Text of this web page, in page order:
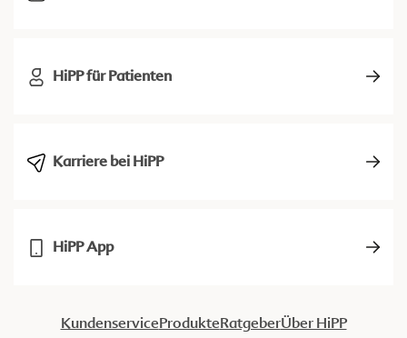
HiPP für Patienten
Karriere bei HiPP
HiPP App
KundenserviceProdukteRatgeberÜber HiPP